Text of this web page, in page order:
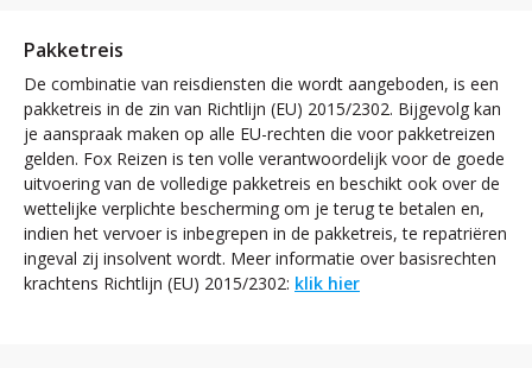
Pakketreis
De combinatie van reisdiensten die wordt aangeboden, is een
pakketreis in de zin van Richtlijn (EU) 2015/2302. Bijgevolg kan
je aanspraak maken op alle EU-rechten die voor pakketreizen
gelden. Fox Reizen is ten volle verantwoordelijk voor de goede
uitvoering van de volledige pakketreis en beschikt ook over de
wettelijke verplichte bescherming om je terug te betalen en,
indien het vervoer is inbegrepen in de pakketreis, te repatriëren
ingeval zij insolvent wordt. Meer informatie over basisrechten
krachtens Richtlijn (EU) 2015/2302: klik hier